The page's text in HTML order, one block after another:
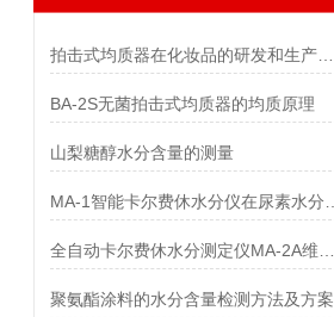
BA-2S无菌拍击式均质器的均质原理
山梨糖醇水分含量的测量
聚氨酯涂料的水分含量检测方法及方案